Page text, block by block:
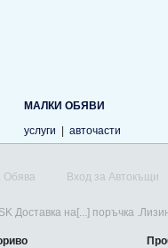
МАЛКИ ОБЯВИ
услуги
авточасти
Обява Вход за Автокъщи
Доставка на[...] поръчка